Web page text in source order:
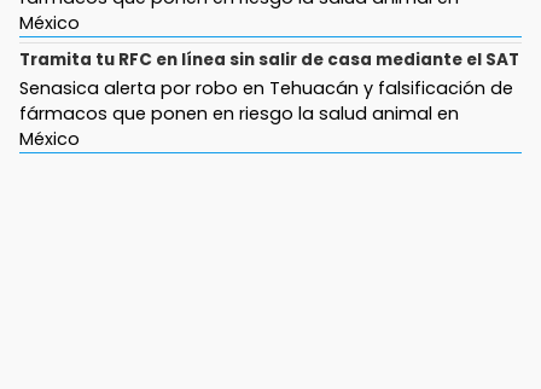
México
Tramita tu RFC en línea sin salir de casa mediante el SAT
Senasica alerta por robo en Tehuacán y falsificación de
fármacos que ponen en riesgo la salud animal en
México